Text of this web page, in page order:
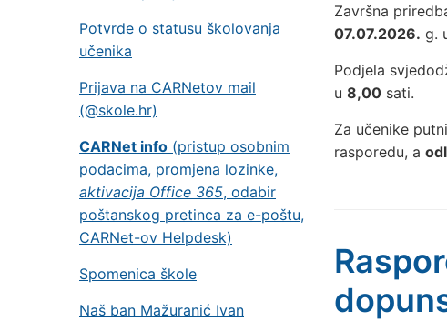
Potvrde o statusu školovanja
učenika
Prijava na CARNetov mail
(@skole.hr)
CARNet info (pristup osobnim
podacima, promjena lozinke,
aktivacija Office 365, odabir
poštanskog pretinca za e-poštu,
CARNet-ov Helpdesk)
Spomenica škole
Naš ban Mažuranić Ivan
Završna
07.07.2026. g.
Podjela
u 8,00 sati.
Za učenike
rasporedu, a